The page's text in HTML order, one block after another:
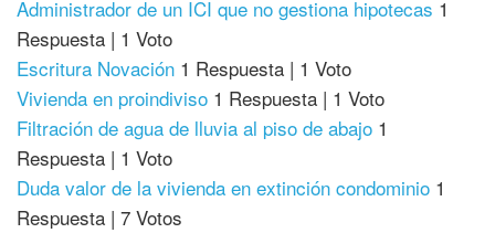
Administrador de un ICI que no gestiona hipotecas 1
Respuesta | 1 Voto
Escritura Novación 1 Respuesta | 1 Voto
Vivienda en proindiviso 1 Respuesta | 1 Voto
Filtración de agua de lluvia al piso de abajo 1
Respuesta | 1 Voto
Duda valor de la vivienda en extinción condominio 1
Respuesta | 7 Votos